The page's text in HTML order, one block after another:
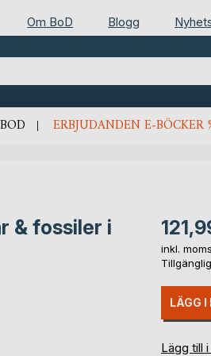
Om BoD Blogg
ERBJUDANDEN E-BÖCKER
& fossiler i
inkl.
Tillgänglig
LÄGG I
Lägg till